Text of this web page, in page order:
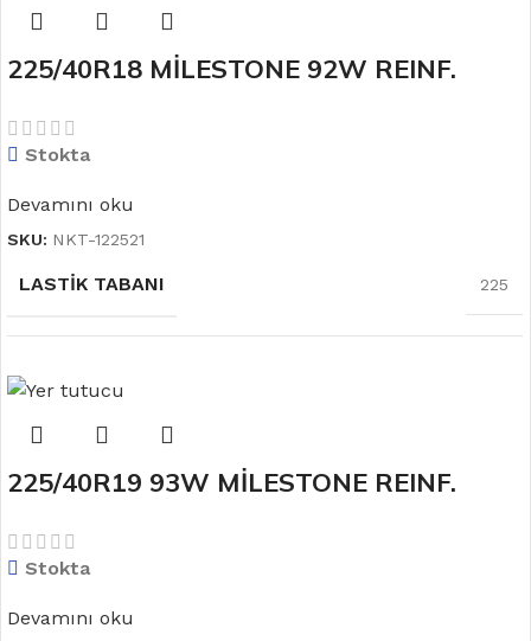
MEVSIM
225/40R18 MİLESTONE 92W REINF.
Stokta
Devamını oku
SKU: NKT-122521
LASTIK TABANI 225
LASTIK YANAĞI
MEVSIM
225/40R19 93W MİLESTONE REINF.
Stokta
Devamını oku